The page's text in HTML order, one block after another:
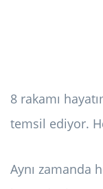
8 rakamı
temsil ediyor.
Aynı zamanda